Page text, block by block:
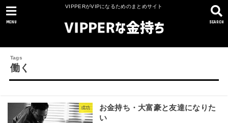
VIPPERがVIPになるためのまとめサイト
SEARCH
MENU
働く
成功
お金持ち・大富豪と友達になりた
い